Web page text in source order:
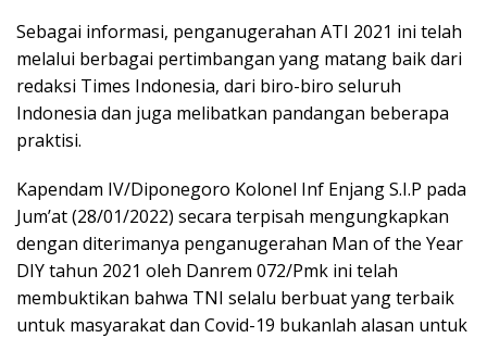
Sebagai informasi, penganugerahan ATI 2021 ini telah
melalui berbagai pertimbangan yang matang baik dari
redaksi Times Indonesia, dari biro-biro seluruh
Indonesia dan juga melibatkan pandangan beberapa
praktisi.
Kapendam IV/Diponegoro Kolonel Inf Enjang S.I.P pada
Jum’at (28/01/2022) secara terpisah mengungkapkan
dengan diterimanya penganugerahan Man of the Year
DIY tahun 2021 oleh Danrem 072/Pmk ini telah
membuktikan bahwa TNI selalu berbuat yang terbaik
untuk masyarakat dan Covid-19 bukanlah alasan untuk